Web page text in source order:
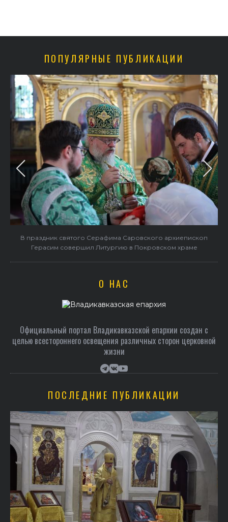
ПОПУЛЯРНЫЕ ПУБЛИКАЦИИ
В праздник святого Серафима Саровского архиепископ
Герасим совершил Литургию в Покровском храме
О НАС
Официальный портал Владикавказской епархии создан c
целью всестороннего освещения различных сторон церковной
жизни
ПОСЛЕДНИЕ ПУБЛИКАЦИИ